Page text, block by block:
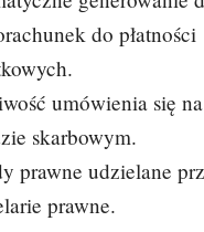
do płatności
umówienia się
skarbowym.
prawne udzielane
prawne.